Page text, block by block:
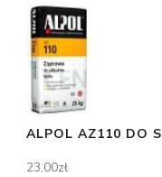
ALPOL AZ110 DO
23,00zł